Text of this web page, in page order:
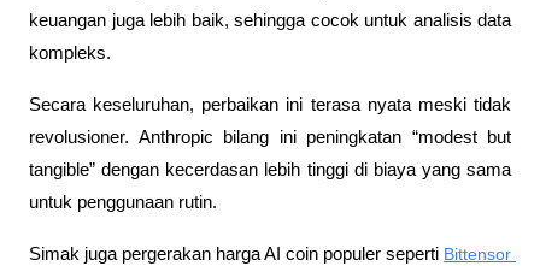
keuangan juga lebih baik, sehingga cocok untuk analisis data
kompleks.
Secara keseluruhan, perbaikan ini terasa nyata meski tidak
revolusioner. Anthropic bilang ini peningkatan “modest but
tangible” dengan kecerdasan lebih tinggi di biaya yang sama
untuk penggunaan rutin.
Simak juga pergerakan harga AI coin populer seperti Bittensor